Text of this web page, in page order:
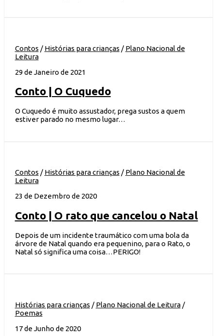
Contos / Histórias para crianças / Plano Nacional de
Leitura
29 de Janeiro de 2021
Conto | O Cuquedo
O Cuquedo é muito assustador, prega sustos a quem
estiver parado no mesmo lugar…
Contos / Histórias para crianças / Plano Nacional de
Leitura
23 de Dezembro de 2020
Conto | O rato que cancelou o Natal
Depois de um incidente traumático com uma bola da
árvore de Natal quando era pequenino, para o Rato, o
Natal só significa uma coisa…PERIGO!
Histórias para crianças / Plano Nacional de Leitura/
Poemas
17 de Junho de 2020